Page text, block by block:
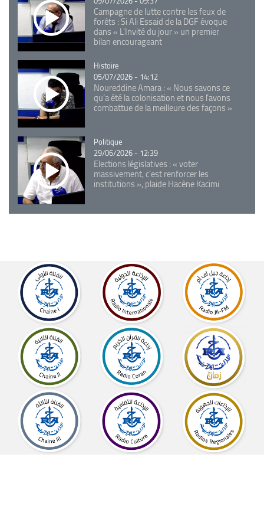
Campagne de lutte contre les feux de
forêts : Si Ali Essaid de la DGF évoque
dans « L'Invité du jour » un premier
bilan encourageant
Catégorie
Histoire
05/07/2026 - 14:12
Noureddine Amara : « Nous savons ce
qu’a été la colonisation et nous l’avons
combattue de la meilleure des façons »
Catégorie
Politique
29/06/2026 - 12:39
Elections législatives : « voter
massivement, c'est renforcer les
institutions », plaide Hacène Kacimi